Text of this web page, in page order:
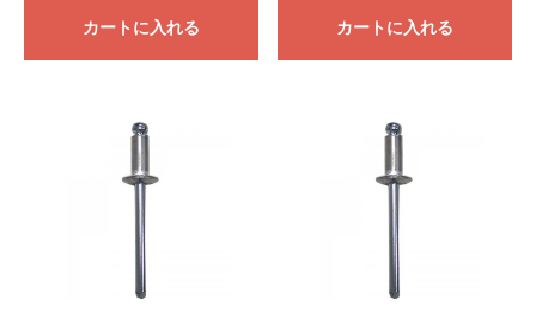
カートに入れる カートに入れる